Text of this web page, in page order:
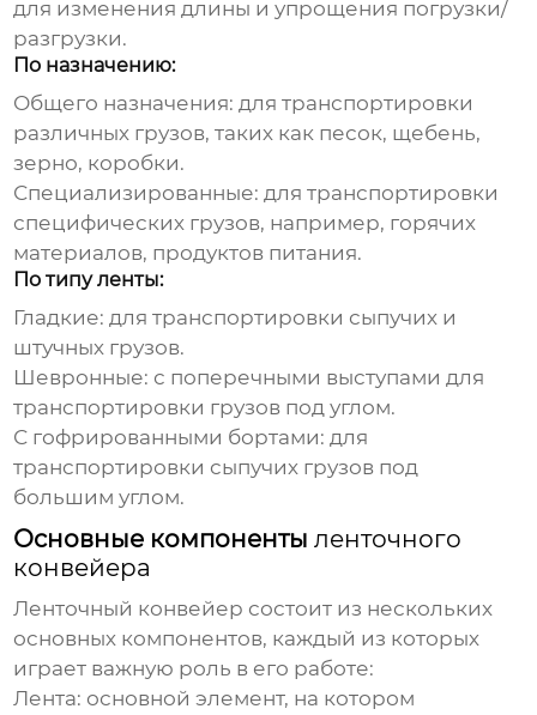
для изменения длины и упрощения погрузки/
разгрузки.
По назначению:
Общего назначения: для транспортировки
различных грузов, таких как песок, щебень,
зерно, коробки.
Специализированные: для транспортировки
специфических грузов, например, горячих
материалов, продуктов питания.
По типу ленты:
Гладкие: для транспортировки сыпучих и
штучных грузов.
Шевронные: с поперечными выступами для
транспортировки грузов под углом.
С гофрированными бортами: для
транспортировки сыпучих грузов под
большим углом.
Основные компонентыленточного
конвейера
Ленточный конвейер состоит из нескольких
основных компонентов, каждый из которых
играет важную роль в его работе:
Лента: основной элемент, на котором